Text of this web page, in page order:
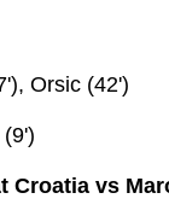
Orsic (42')
Croatia vs